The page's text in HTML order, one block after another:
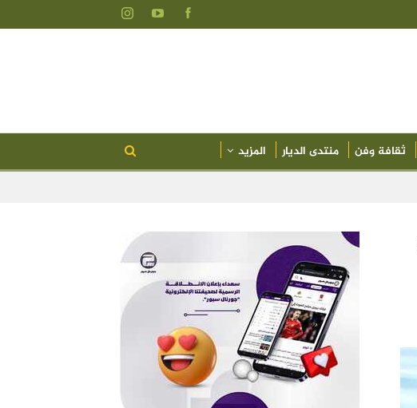
ثقافة وفن منتدى الديار المزيد